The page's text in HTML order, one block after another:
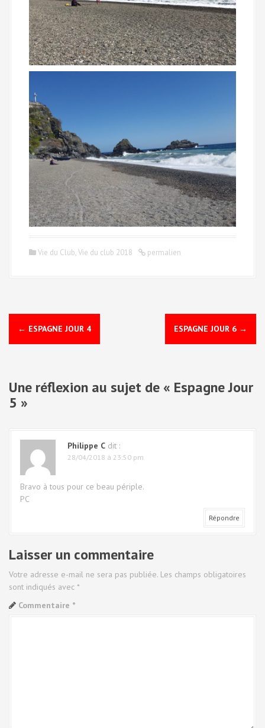
Vie du Club,Vie du club 2018 permalien
N
a
i
d
e
l
← ESPAGNE JOUR 4 ESPAGNE JOUR 6 →
Une réflexion au sujet de « Espagne Jour
5 »
Philippe C dit :
28/04/2018 à 23:50 pm
Bravo à tous pour ce beau périple.
PC
Répondre
Laisser un commentaire
Votre adresse e-mail ne sera pas publiée. Les champs obligatoires
sont indiqués avec *
Commentaire *